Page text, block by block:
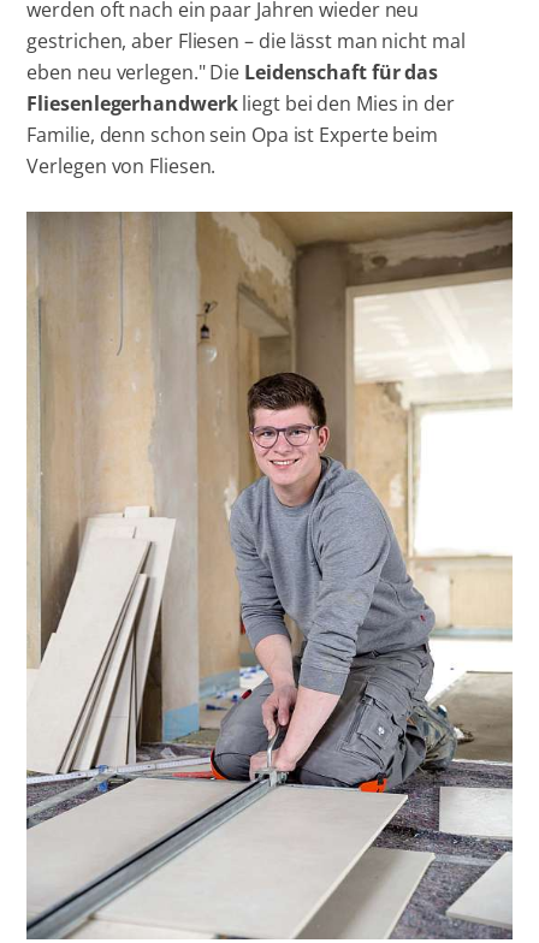
werden oft nach ein paar Jahren wieder neu
gestrichen, aber Fliesen – die lässt man nicht mal
eben neu verlegen." Die Leidenschaft für das
Fliesenlegerhandwerkliegt bei den Mies in der
Familie, denn schon sein Opa ist Experte beim
Verlegen von Fliesen.